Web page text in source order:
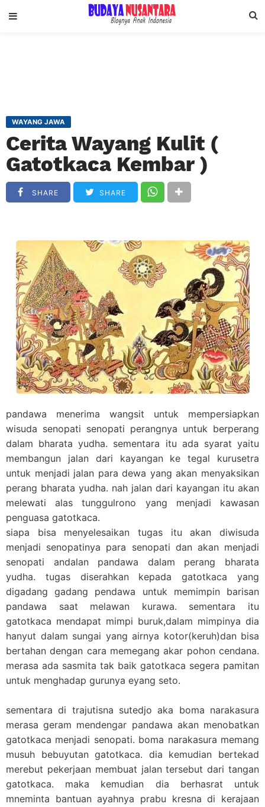
WAYANG JAWA
Cerita Wayang Kulit (
Gatotkaca Kembar )
SHARE SHARE
pandawa menerima wangsit untuk mempersiapkan
wisuda senopati senopati perangnya untuk berperang
dalam bharata yudha. sementara itu ada syarat yaitu
membangun jalan dari kayangan ke tegal kurusetra
untuk menjadi jalan para dewa yang akan menyaksikan
perang bharata yudha. nah jalan dari kayangan itu akan
melewati alas tunggulrono yang menjadi kawasan
penguasa gatotkaca.
siapa bisa menyelesaikan tugas itu akan diwisuda
menjadi senopatinya para senopati dan akan menjadi
senopati andalan pandawa dalam perang bharata
yudha. tugas diserahkan kepada gatotkaca yang
digadang gadang pendawa untuk memimpin barisan
pandawa saat melawan kurawa. sementara itu
gatotkaca mendapat mimpi buruk,dalam mimpinya dia
hanyut dalam sungai yang airnya kotor(keruh)dan bisa
bertahan dengan cara memegang akar pohon cendana.
merasa ada sasmita tak baik gatotkaca segera pamitan
untuk menghadap gurunya eyang seto.
sementara di trajutisna sutedjo aka boma narakasura
merasa geram mendengar pandawa akan menobatkan
gatotkaca menjadi senopati. boma narakasura memang
musuh bebuyutan gatotkaca. dia kemudian bertekad
merebut pekerjaan membuat jalan tersebut dari tangan
gatotkaca. maka kemudian dia berhasrat untuk
mneminta bantuan ayahnya prabu kresna di kerajaan